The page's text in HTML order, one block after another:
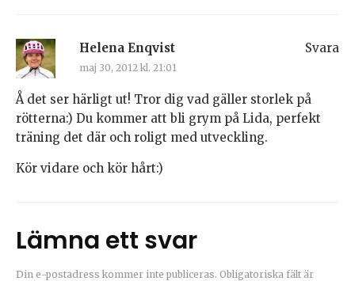
Helena Enqvist
maj 30, 2012 kl. 21:01
Å det ser härligt ut! Tror dig vad gäller storlek på
rötterna:) Du kommer att bli grym på Lida, perfekt
träning det där och roligt med utveckling.
Kör vidare och kör hårt:)
Svara
Lämna ett svar
Din e-postadress kommer inte publiceras. Obligatoriska fält är